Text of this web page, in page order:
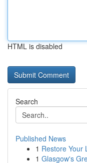
HTML is disabled
Search
Published News
1 Restore Your
1 Glasgow's